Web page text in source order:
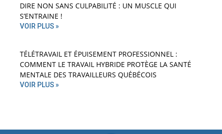
DIRE NON SANS CULPABILITÉ : UN MUSCLE QUI
S’ENTRAINE !
VOIR PLUS »
TÉLÉTRAVAIL ET ÉPUISEMENT PROFESSIONNEL :
COMMENT LE TRAVAIL HYBRIDE PROTÈGE LA SANTÉ
MENTALE DES TRAVAILLEURS QUÉBÉCOIS
VOIR PLUS »